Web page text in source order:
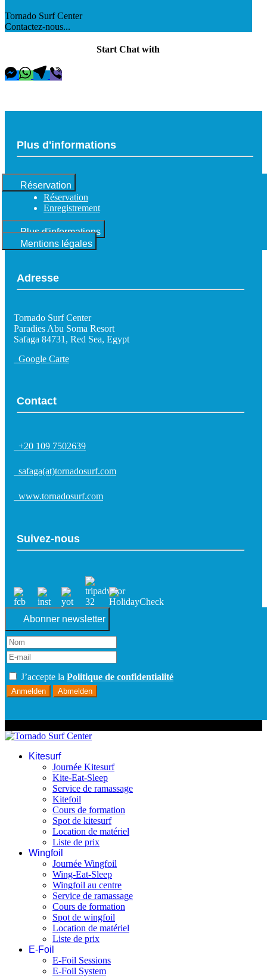
Tornado Surf Center
Contactez-nous...
Start Chat with
Plus d'informations
Réservation
Réservation
Enregistrement
Plus d'informations
Mentions légales
Adresse
Tornado Surf Center
Paradies Abu Soma Resort
Safaga 84731, Red Sea, Egypt
Google Carte
Contact
+20 109 7502639
safaga(at)tornadosurf.com
www.tornadosurf.com
Suivez-nous
Abonner newsletter
J’accepte la Politique de confidentialité
Anmelden Abmelden
Kitesurf
Journée Kitesurf
Kite-Eat-Sleep
Service de ramassage
Kitefoil
Cours de formation
Spot de kitesurf
Location de matériel
Liste de prix
Wingfoil
Journée Wingfoil
Wing-Eat-Sleep
Wingfoil au centre
Service de ramassage
Cours de formation
Spot de wingfoil
Location de matériel
Liste de prix
E-Foil
E-Foil Sessions
E-Foil System